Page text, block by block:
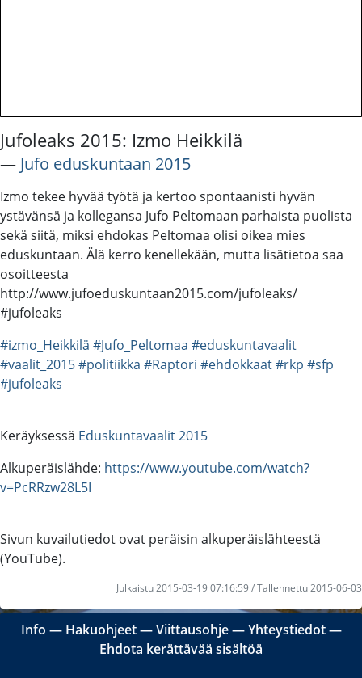
Jufoleaks 2015: Izmo Heikkilä
― Jufo eduskuntaan 2015
Izmo tekee hyvää työtä ja kertoo spontaanisti hyvän
ystävänsä ja kollegansa Jufo Peltomaan parhaista puolista
sekä siitä, miksi ehdokas Peltomaa olisi oikea mies
eduskuntaan. Älä kerro kenellekään, mutta lisätietoa saa
osoitteesta
http://www.jufoeduskuntaan2015.com/jufoleaks/
#jufoleaks
#izmo_Heikkilä #Jufo_Peltomaa #eduskuntavaalit
#vaalit_2015#politiikka #Raptori #ehdokkaat#rkp #sfp
#jufoleaks
Keräyksessä Eduskuntavaalit 2015
Alkuperäislähde: https://www.youtube.com/watch?
v=PcRRzw28L5I
Sivun kuvailutiedot ovat peräisin alkuperäislähteestä
(YouTube).
Julkaistu 2015-03-19 07:16:59 / Tallennettu 2015-06-03
Info ― Hakuohjeet―Viittausohje―Yhteystiedot―
Ehdota kerättävää sisältöä